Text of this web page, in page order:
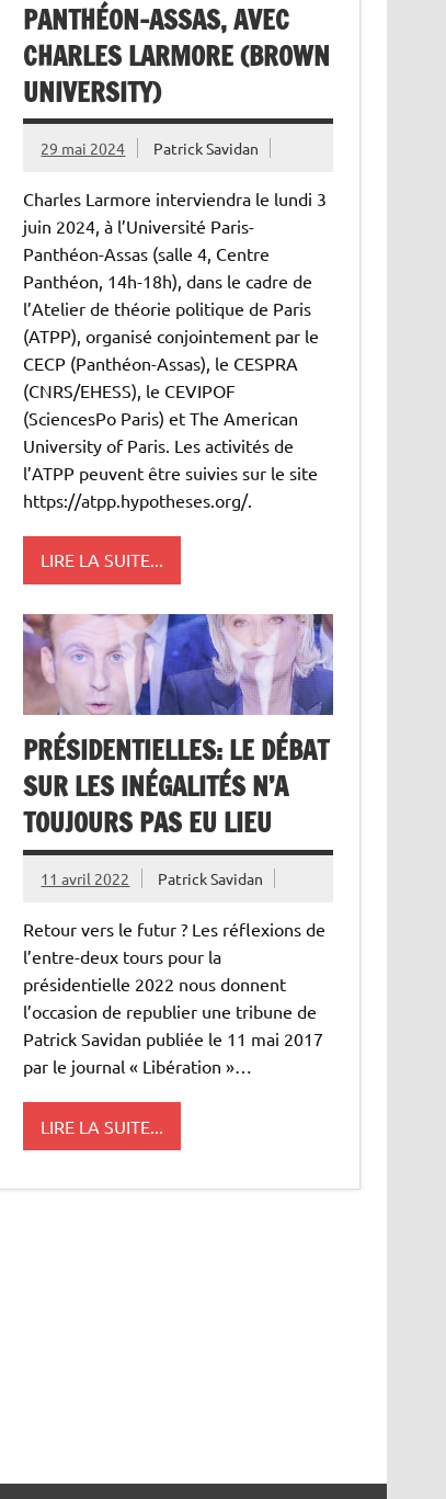
PANTHÉON-ASSAS, AVEC
CHARLES LARMORE (BROWN
UNIVERSITY)
29 mai 2024 Patrick Savidan
Charles Larmore interviendra le lundi 3
juin 2024, à l’Université Paris-
Panthéon-Assas (salle 4, Centre
Panthéon, 14h-18h), dans le cadre de
l’Atelier de théorie politique de Paris
(ATPP), organisé conjointement par le
CECP (Panthéon-Assas), le CESPRA
(CNRS/EHESS), le CEVIPOF
(SciencesPo Paris) et The American
University of Paris. Les activités de
l’ATPP peuvent être suivies sur le site
https://atpp.hypotheses.org/.
LIRE LA SUITE...
PRÉSIDENTIELLES: LE DÉBAT
SUR LES INÉGALITÉS N’A
TOUJOURS PAS EU LIEU
11 avril 2022 Patrick Savidan
Retour vers le futur ? Les réflexions de
l’entre-deux tours pour la
présidentielle 2022 nous donnent
l’occasion de republier une tribune de
Patrick Savidan publiée le 11 mai 2017
par le journal « Libération »…
LIRE LA SUITE...